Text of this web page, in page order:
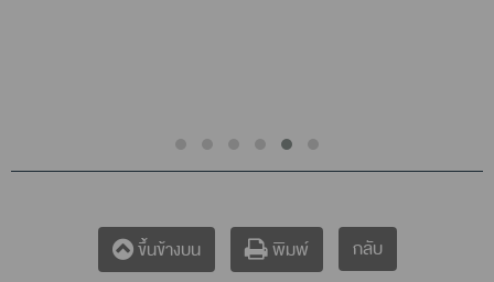
ขึ้นข้างบน พิมพ์ กลับ